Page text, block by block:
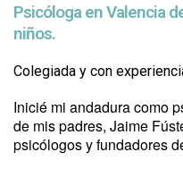
Psicóloga en Valencia
niños.
Colegiada y con
Inicié mi andadura como
de mis padres, Jaime
psicólogos y fundadores